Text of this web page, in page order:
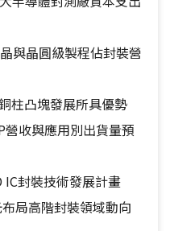
與晶圓級製程佔封裝營
柱凸塊發展所具優勢
營收與應用別出貨量預
封裝技術發展計畫
局高階封裝領域動向